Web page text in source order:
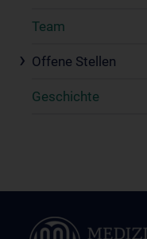
Team
Offene Stellen
Geschichte